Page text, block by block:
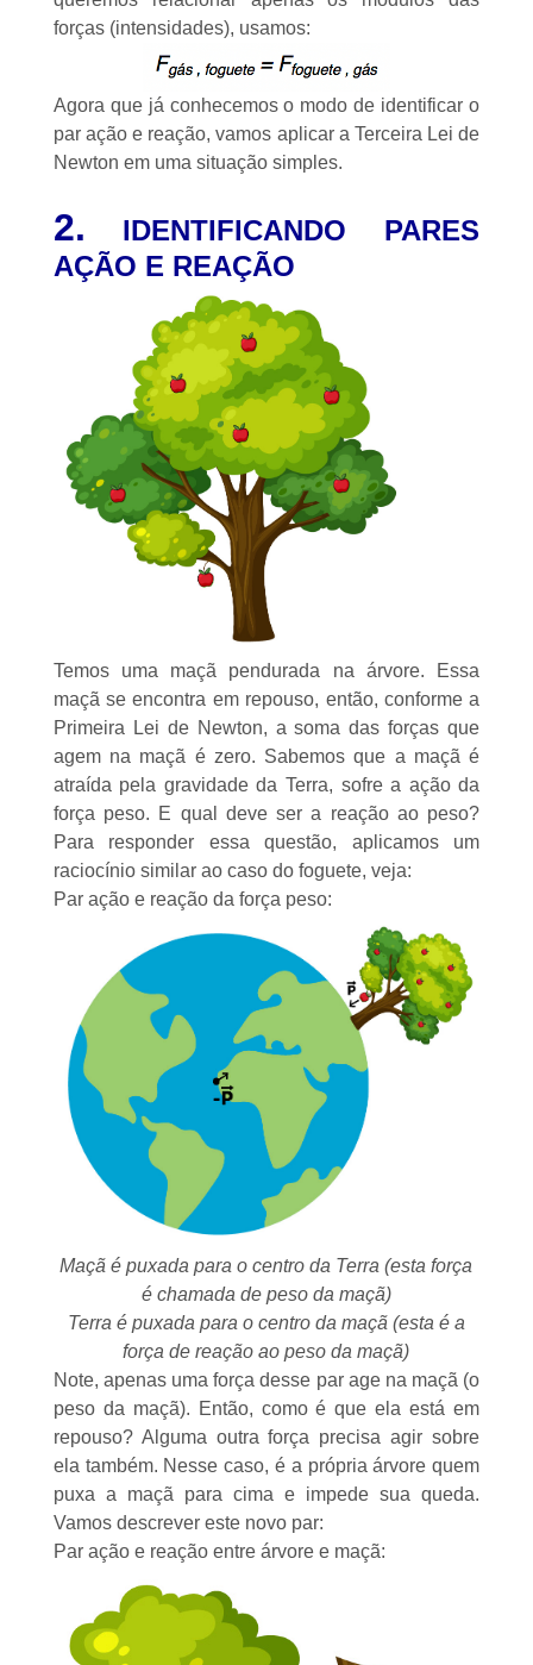
forças (intensidades), usamos:
Agora que já conhecemos o modo de identificar o
par ação e reação, vamos aplicar a Terceira Lei de
Newton em uma situação simples.
2. IDENTIFICANDO PARES
AÇÃO E REAÇÃO
Temos uma maçã pendurada na árvore. Essa
maçã se encontra em repouso, então, conforme a
Primeira Lei de Newton, a soma das forças que
agem na maçã é zero. Sabemos que a maçã é
atraída pela gravidade da Terra, sofre a ação da
força peso. E qual deve ser a reação ao peso?
Para responder essa questão, aplicamos um
raciocínio similar ao caso do foguete, veja:
Par ação e reação da força peso:
Maçã é puxada para o centro da Terra (esta força
é chamada de peso da maçã)
Terra é puxada para o centro da maçã (esta é a
força de reação ao peso da maçã)
Note, apenas uma força desse par age na maçã (o
peso da maçã). Então, como é que ela está em
repouso? Alguma outra força precisa agir sobre
ela também. Nesse caso, é a própria árvore quem
puxa a maçã para cima e impede sua queda.
Vamos descrever este novo par:
Par ação e reação entre árvore e maçã: